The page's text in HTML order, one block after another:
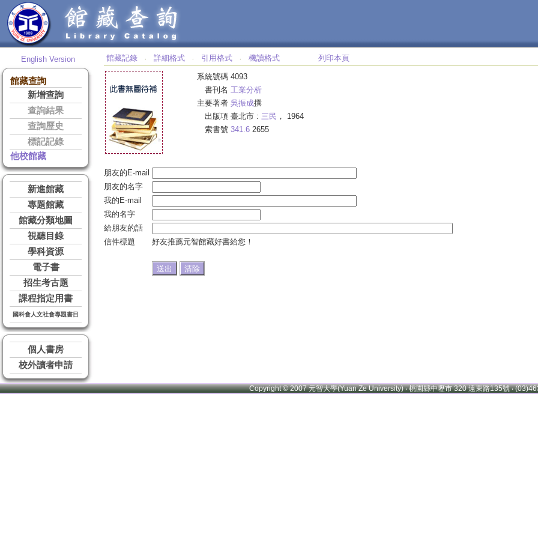
English Version
館藏查詢
新增查詢
查詢結果
查詢歷史
標記記錄
他校館藏
新進館藏
專題館藏
館藏分類地圖
視聽目錄
學科資源
電子書
招生考古題
課程指定用書
國科會人文社會專題書目
個人書房
校外讀者申請
館藏記錄 ‧ 詳細格式 ‧ 引用格式 ‧ 機讀格式 列印本頁
系統號碼 4093
書刊名 工業分析
主要著者 吳振成撰
出版項 臺北市 : 三民 ， 1964
索書號 341.6 2655
朋友的E-mail
朋友的名字
我的E-mail
我的名字
給朋友的話
信件標題
好友推薦元智館藏好書給您！
Copyright © 2007 元智大學(Yuan Ze University) ‧ 桃園縣中壢市 320 遠東路135號 ‧